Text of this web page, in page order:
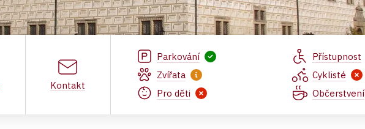
Kontakt
Parkování
Přístupnost
Zvířata
Cyklisté
Pro děti
Občerstvení